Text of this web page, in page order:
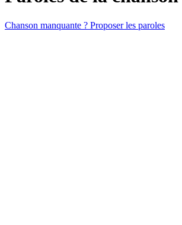
Chanson manquante ? Proposer les paroles